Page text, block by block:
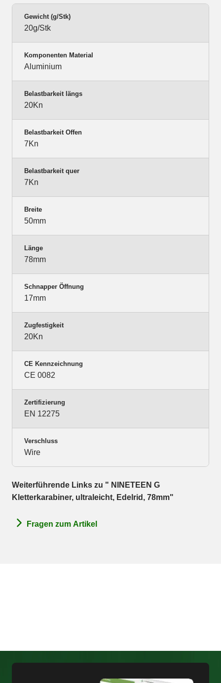
Gewicht (g/Stk)
20g/Stk
Komponenten Material
Aluminium
Belastbarkeit längs
20Kn
Belastbarkeit Offen
7Kn
Belastbarkeit quer
7Kn
Breite
50mm
Länge
78mm
Schnapper Öffnung
17mm
Zugfestigkeit
20Kn
CE Kennzeichnung
CE 0082
Zertifizierung
EN 12275
Verschluss
Wire
Weiterführende Links zu " NINETEEN G
Kletterkarabiner, ultraleicht, Edelrid, 78mm"
Fragen zum Artikel